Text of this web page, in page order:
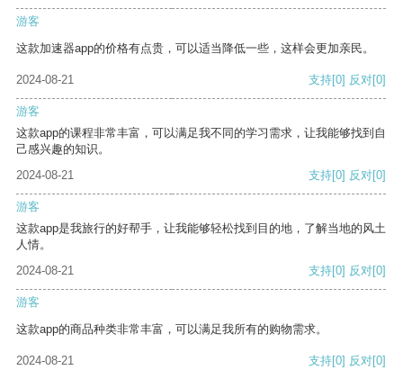
游客
这款加速器app的价格有点贵，可以适当降低一些，这样会更加亲民。
2024-08-21 支持[0] 反对[0]
游客
这款app的课程非常丰富，可以满足我不同的学习需求，让我能够找到自
己感兴趣的知识。
2024-08-21
支持[0] 反对[0]
游客
这款app是我旅行的好帮手，让我能够轻松找到目的地，了解当地的风土
人情。
2024-08-21
支持[0] 反对[0]
游客
这款app的商品种类非常丰富，可以满足我所有的购物需求。
2024-08-21 支持[0] 反对[0]